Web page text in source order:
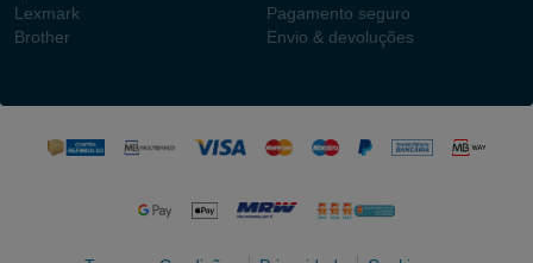
Lexmark
Brother
Pagamento seguro
Envio & devoluções